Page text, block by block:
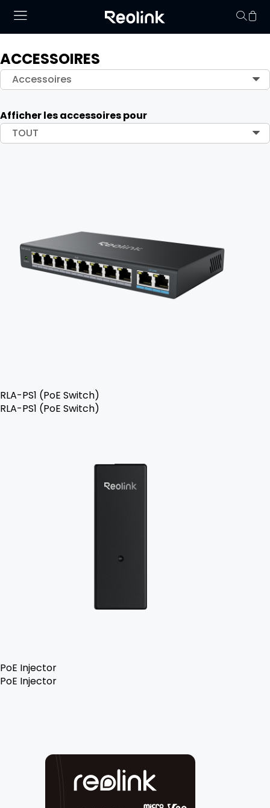
ACCESSOIRES
Accessoires
Afficher les accessoires pour
TOUT
RLA-PS1 (PoE Switch)
RLA-PS1 (PoE Switch)
PoE Injector
PoE Injector